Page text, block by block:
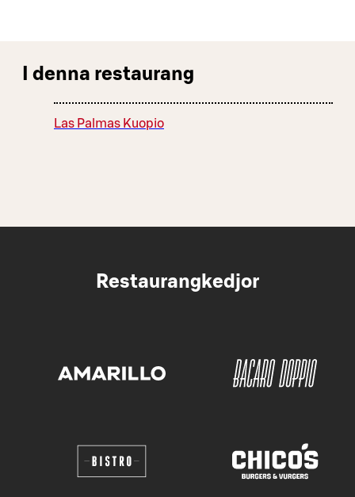
I denna restaurang
Las Palmas Kuopio
Restaurangkedjor